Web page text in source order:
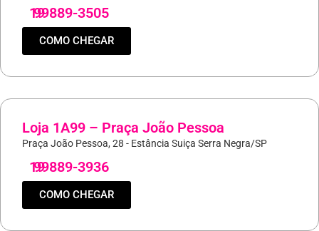
19
99889-3505
COMO CHEGAR
Loja 1A99 – Praça João Pessoa
Praça João Pessoa, 28 - Estância Suiça Serra Negra/SP
19
99889-3936
COMO CHEGAR